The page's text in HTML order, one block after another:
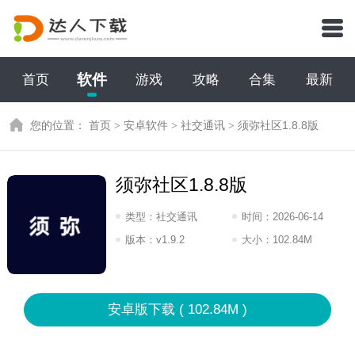
首页 软件 游戏 攻略 合集 最新
您的位置：首页 >安卓软件 >社交通讯 >须弥社区1.8.8版
须弥社区1.8.8版
类型：社交通讯 时间： 2026-06-14
07:2026
版本：v1.9.2 大小： 102.84M
安卓版下载 ( 102.84M )